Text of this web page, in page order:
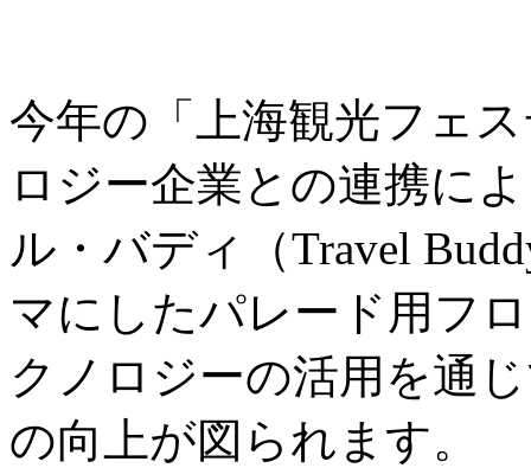
今年の「上海観光フェ
ロジー企業との連携に
ル・バディ（Travel
マにしたパレード用フ
クノロジーの活用を通
の向上が図られます。